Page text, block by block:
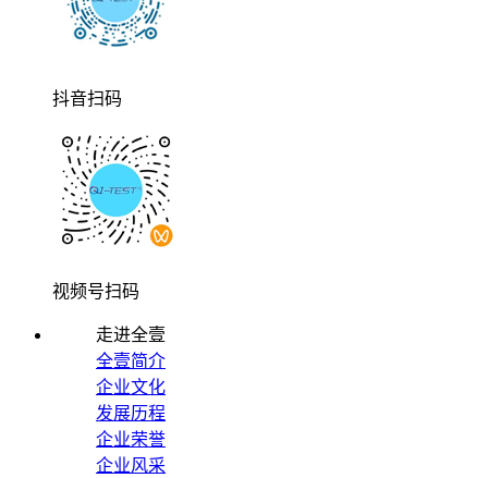
抖音扫码
视频号扫码
走进全壹
全壹简介
企业文化
发展历程
企业荣誉
企业风采